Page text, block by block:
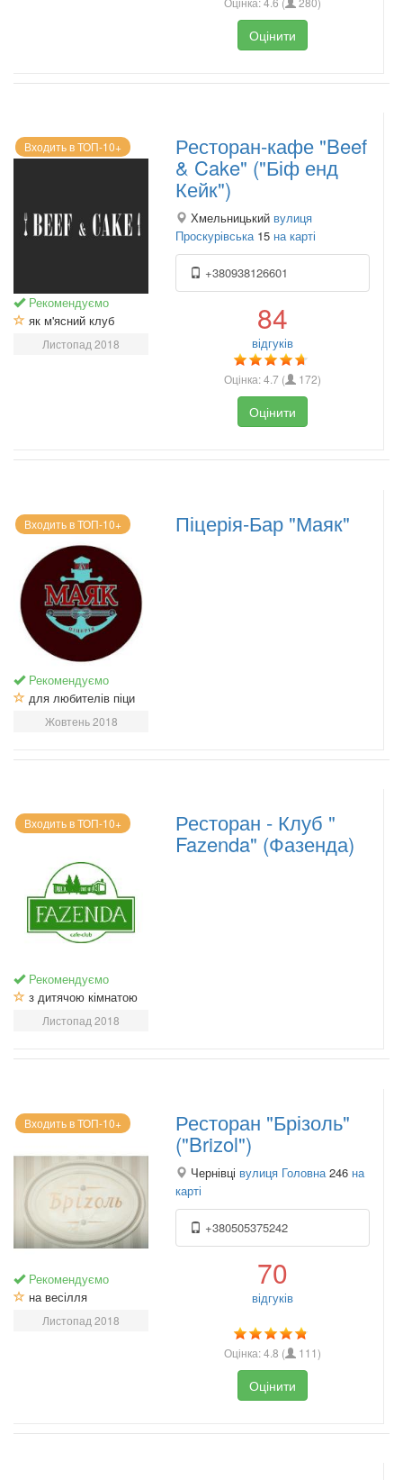
Оцінити
Входить в ТОП-10+
Рекомендуємо
як м'ясний клуб
Листопад 2018
Ресторан-кафе "Beef
& Cake" ("Біф енд
Кейк")
Хмельницький вулиця
Проскурівська15 на карті
+380938126601
84
відгуків
Оцінка:4.7 ( 172)
Оцінити
Входить в ТОП-10+
Рекомендуємо
для любителів піци
Жовтень 2018
Піцерія-Бар "Маяк"
Входить в ТОП-10+
Рекомендуємо
з дитячою кімнатою
Листопад 2018
Ресторан - Клуб "
Fazenda" (Фазенда)
Входить в ТОП-10+
Рекомендуємо
на весілля
Листопад 2018
Ресторан "Брізоль"
("Brizol")
Чернівці вулиця Головна 246 на
карті
+380505375242
70
відгуків
Оцінка:4.8 ( 111)
Оцінити